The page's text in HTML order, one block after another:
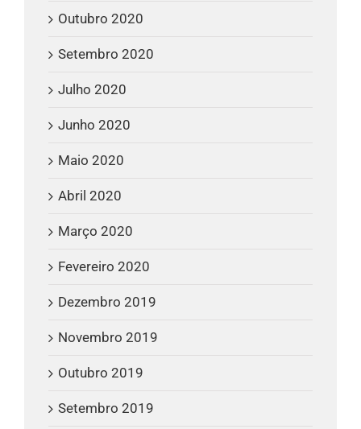
Outubro 2020
Setembro 2020
Julho 2020
Junho 2020
Maio 2020
Abril 2020
Março 2020
Fevereiro 2020
Dezembro 2019
Novembro 2019
Outubro 2019
Setembro 2019